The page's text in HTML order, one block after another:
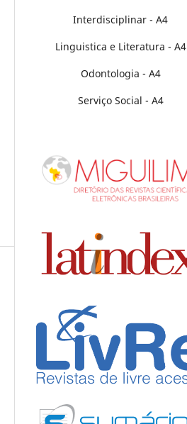
Interdisciplinar - A4
Linguistica e Literatura - A4
Odontologia - A4
Serviço Social - A4